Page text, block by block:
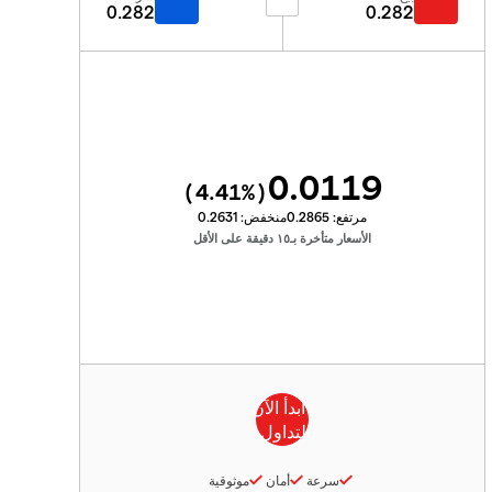
0.282
0.282
0.0119
(
4.41%)
مرتفع: 0.2865منخفض: 0.2631
الأسعار متأخرة بـ١٥ دقيقة على الأقل
سرعة أمان موثوقية